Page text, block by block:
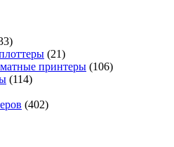
(21)
принтеры (106)
(114)
(402)